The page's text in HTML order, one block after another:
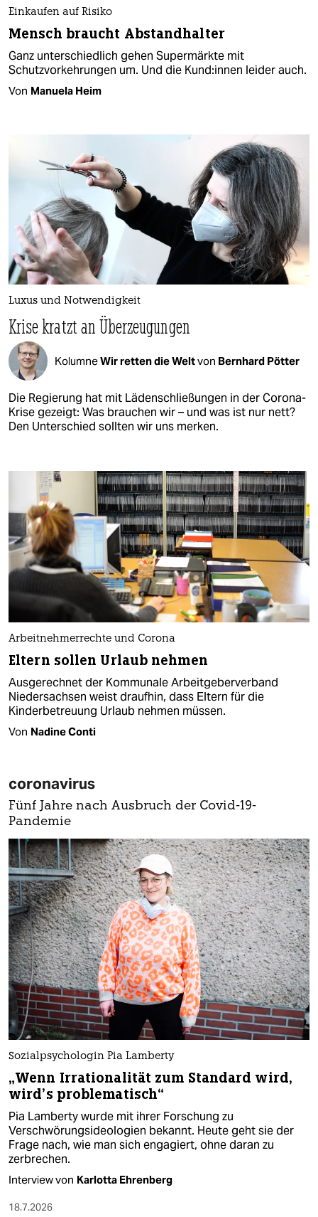
Einkaufen auf Risiko
Mensch braucht Abstandhalter
Ganz unterschiedlich gehen Supermärkte mit
Schutzvorkehrungen um. Und die Kund:innen leider auch.
Von Manuela Heim
Luxus und Notwendigkeit
Krise kratzt an Überzeugungen
KolumneWir retten die Weltvon Bernhard Pötter
Die Regierung hat mit Lädenschließungen in der Corona-
Krise gezeigt: Was brauchen wir – und was ist nur nett?
Den Unterschied sollten wir uns merken.
Arbeitnehmerrechte und Corona
Eltern sollen Urlaub nehmen
Ausgerechnet der Kommunale Arbeitgeberverband
Niedersachsen weist draufhin, dass Eltern für die
Kinderbetreuung Urlaub nehmen müssen.
Von Nadine Conti
coronavirus
Fünf Jahre nach Ausbruch der Covid-19-
Pandemie
Sozialpsychologin Pia Lamberty
„Wenn Irrationalität zum Standard wird,
wird’s problematisch“
Pia Lamberty wurde mit ihrer Forschung zu
Verschwörungsideologien bekannt. Heute geht sie der
Frage nach, wie man sich engagiert, ohne daran zu
zerbrechen.
Interview von Karlotta Ehrenberg
18.7.2026